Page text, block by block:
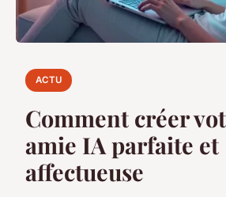
ACTU
Comment créer
amie IA parfaite et
affectueuse